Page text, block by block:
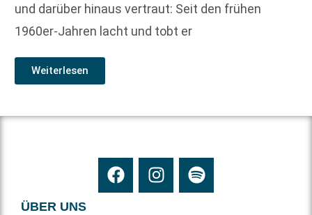
und darüber hinaus vertraut: Seit den frühen
1960er-Jahren lacht und tobt er
Weiterlesen
ÜBER UNS